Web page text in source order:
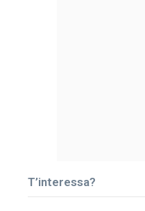
T’interessa?